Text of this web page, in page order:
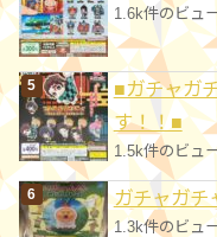
1.6k件のビュ
■ガチャガ
す！！■
1.5k件のビュ
ガチャガチ
1.3k件のビュ